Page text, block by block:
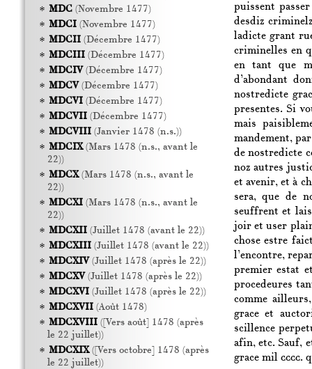
puissent
desdiz
ladicte grant
criminelles en
en tant que
d’abondant
nostredicte
presentes. Si
mais
mandement,
de nostredicte
noz autres
et avenir, et à
sera, que de
seuffrent et
joir et user
chose estre
l’encontre,
premier estat
procedeures
comme
grace et
scillence
afin, etc. Sauf,
grace mil cccc.
MDC(Novembre 1477)
MDCI(Novembre 1477)
MDCII(Décembre 1477)
MDCIII(Décembre 1477)
MDCIV(Décembre 1477)
MDCV(Décembre 1477)
MDCVI(Décembre 1477)
MDCVII(Décembre 1477)
MDCVIII(Janvier 1478 (n.s.))
MDCIX(Mars 1478 (n.s., avant le
22))
MDCX(Mars 1478 (n.s., avant le
22))
MDCXI(Mars 1478 (n.s., avant le
22))
MDCXII(Juillet 1478 (avant le 22))
MDCXIII(Juillet 1478 (avant le 22))
MDCXIV(Juillet 1478 (après le 22))
MDCXV(Juillet 1478 (après le 22))
MDCXVI(Juillet 1478 (après le 22))
MDCXVII(Août 1478)
MDCXVIII([Vers août] 1478 (après
le 22 juillet))
MDCXIX([Vers octobre] 1478 (après
le 22 juillet))